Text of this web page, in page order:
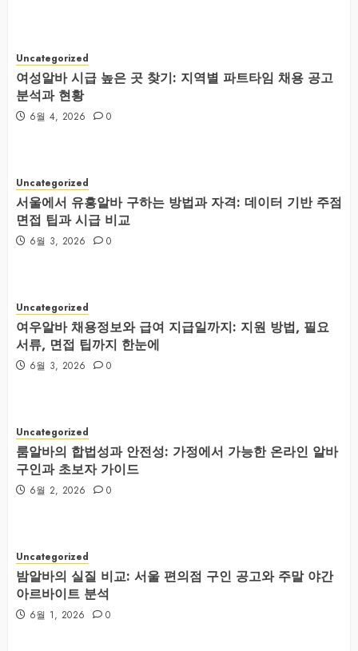
Uncategorized
여성알바 시급 높은 곳 찾기: 지역별 파트타임 채용 공고
분석과 현황
6월 4, 2026 0
Uncategorized
서울에서 유흥알바 구하는 방법과 자격: 데이터 기반 주점
면접 팁과 시급 비교
6월 3, 2026 0
Uncategorized
여우알바 채용정보와 급여 지급일까지: 지원 방법, 필요
서류, 면접 팁까지 한눈에
6월 3, 2026 0
Uncategorized
룸알바의 합법성과 안전성: 가정에서 가능한 온라인 알바
구인과 초보자 가이드
6월 2, 2026 0
Uncategorized
밤알바의 실질 비교: 서울 편의점 구인 공고와 주말 야간
아르바이트 분석
6월 1, 2026 0